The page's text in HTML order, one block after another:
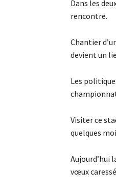
Dans les
rencontre.
Chantier
devient un
Les
Visiter ce
quelques
Aujourd’hui
vœux